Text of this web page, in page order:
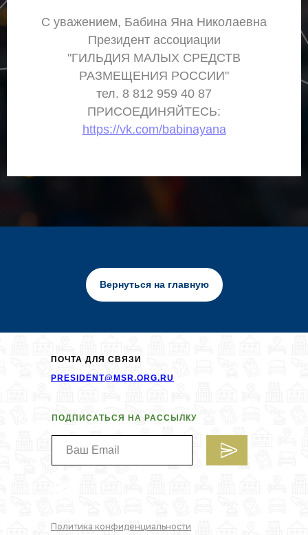
С уважением, Бабина Яна Николаевна
Президент ассоциации
"ГИЛЬДИЯ МАЛЫХ СРЕДСТВ
РАЗМЕЩЕНИЯ РОССИИ"
тел. 8 812 959 40 87
ПРИСОЕДИНЯЙТЕСЬ:
https://vk.com/babinayana
Вернуться на главную
ПОЧТА ДЛЯ СВЯЗИ
ПОДПИСАТЬСЯ НА РАССЫЛКУ
PRESIDENT@MSR.ORG.RU
Политика конфиденциальности